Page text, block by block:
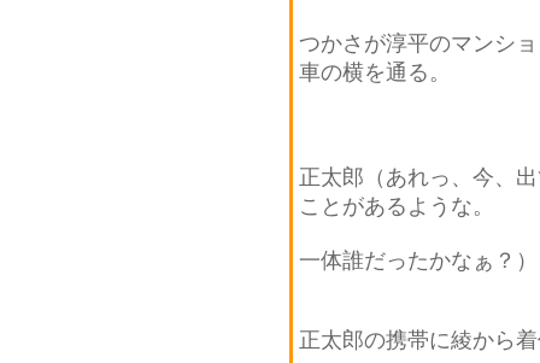
つかさが淳平のマンシ
車の横を通る。
正太郎（あれっ、今、
ことがあるような。
一体誰だったかなぁ？）
正太郎の携帯に綾から